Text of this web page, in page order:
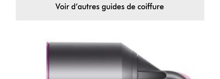
Voir d’autres guides de coiffure